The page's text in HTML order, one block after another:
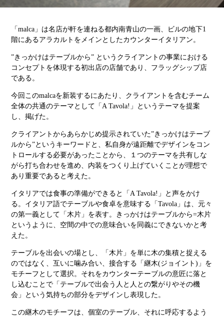
「malca 」は名店が軒を連ねる都内南青山の一画、ビルの地下1
階にあるアラカルトをメインとしたカウンターイタリアン。
”きっかけはテーブルから” というクライアントの事業における
コンセプトを体現する初出店の店舗であり、フラッグシップ店
である。
今回このmalcaを新装するにあたり、クライアントを含むチーム
全体の共通のテーマとして「 A Tavola! 」というテーマを提案
し、掲げた。
クライアントからあらかじめ提示されていた”きっかけはテーブ
ルから”というキーワードと、私自身が遠距離でデザインをコン
トロールする必要があったことから、１つのテーマを共有しな
がら打ち合わせを進め、内装をつくり上げていくことが理想で
あり重要であると考えた。
イタリアでは食事の準備ができると「 A Tavola! 」と声をかけ
る。イタリア語でテーブルや食卓を意味する「Tavola 」は、元々
の第一義として「木片」を表す。きっかけはテーブルから=木片
というように、空間の中での意味合いを同義にできないかと考
えた。
テーブルを出会いの場とし、「木片」を単に木の集積と捉える
のではなく、互いに噛み合い、接合する「継木(ジョイント) 」を
モチーフとして選択。それをカウンターテーブルの意匠に落と
し込むことで「テーブルで出会う人と人との繋がりやその機
会」という気持ちの部分をデザインし表現した。
この継木のモチーフは、個室のテーブル、それに呼応するよう